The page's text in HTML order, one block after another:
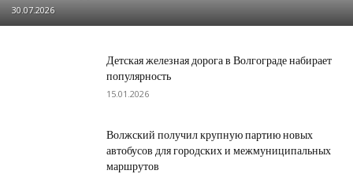
30.07.2026
Детская железная дорога в Волгограде набирает
популярность
15.01.2026
Волжский получил крупную партию новых
автобусов для городских и межмуниципальных
маршрутов